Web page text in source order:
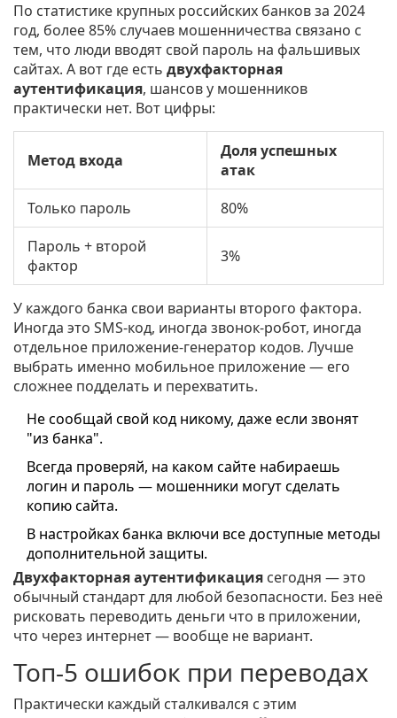
По статистике крупных российских банков за 2024
год, более 85% случаев мошенничества связано с
тем, что люди вводят свой пароль на фальшивых
сайтах. А вот где есть двухфакторная
аутентификация, шансов у мошенников
практически нет. Вот цифры:
Метод входа
Доля успешных
атак
Только пароль
80%
Пароль + второй
фактор
3%
У каждого банка свои варианты второго фактора.
Иногда это SMS-код, иногда звонок-робот, иногда
отдельное приложение-генератор кодов. Лучше
выбрать именно мобильное приложение — его
сложнее подделать и перехватить.
Не сообщай свой код никому, даже если звонят
"из банка".
Всегда проверяй, на каком сайте набираешь
логин и пароль — мошенники могут сделать
копию сайта.
В настройках банка включи все доступные методы
дополнительной защиты.
Двухфакторная аутентификация сегодня — это
обычный стандарт для любой безопасности. Без неё
рисковать переводить деньги что в приложении,
что через интернет — вообще не вариант.
Топ-5 ошибок при переводах
Практически каждый сталкивался с этим